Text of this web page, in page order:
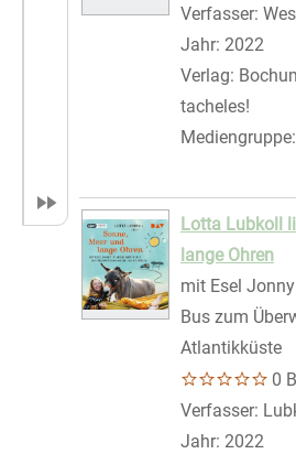
Verfasser:
Jahr: 2022
Verlag:
tacheles!
Mediengruppe:
Lotta Lubkoll
lange Ohren
mit Esel
Bus zum
Atlantikküste
0
Verfasser:
Jahr: 2022